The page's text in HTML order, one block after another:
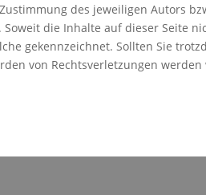
des jeweiligen Autors
die Inhalte auf dieser Seite
gekennzeichnet. Sollten Sie
von Rechtsverletzungen werden